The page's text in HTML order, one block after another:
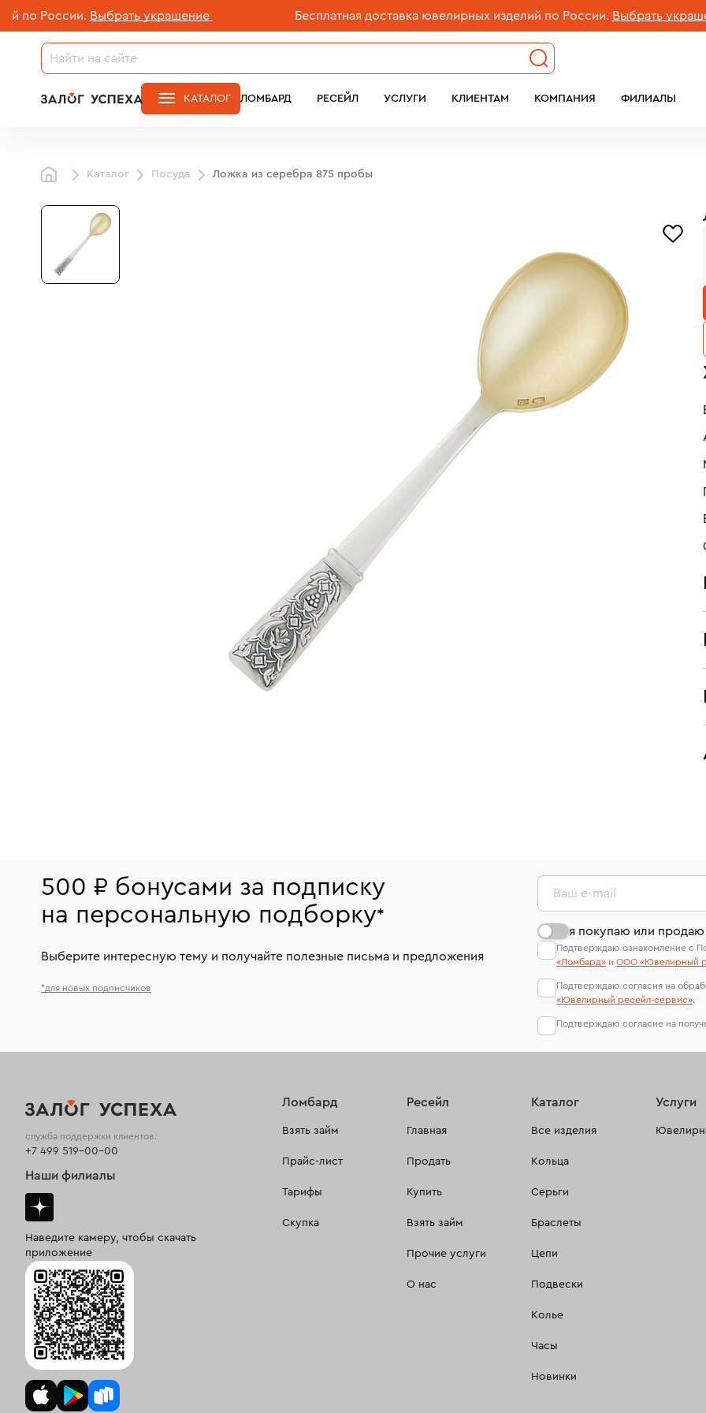
России. Выбрать украшение Бесплатная доставка ювелирных изделий по России. Выбрать украшение
ЛОМБАРД РЕСЕЙЛ УСЛУГИ КЛИЕНТАМ КОМПАНИЯ ФИЛИАЛЫ
КАТАЛОГ
Каталог Посуда Ложка из серебра 875 пробы
500 ₽ бонусами за подписку
на персональную подборку*
Выберите интересную тему и получайте полезные письма и предложения
*для новых подписчиков
Ваш e-mail
я покупаю или
Подтверждаю ознакомление с
«Ломбард» и ООО «Ювелирный
Подтверждаю согласия на
«Ювелирный ресейл-сервиc».
Подтверждаю согласие на
Ломбард
Взять займ
Прайс-лист
Тарифы
Скупка
Ресейл
Главная
Продать
Купить
Взять займ
Прочие услуги
О нас
Каталог
Все изделия
Кольца
Серьги
Браслеты
Цепи
Подвески
Колье
Часы
Новинки
Услуги
служба поддержки клиентов:
+7 499 519-00-00
Наши филиалы
Наведите камеру, чтобы скачать
приложение